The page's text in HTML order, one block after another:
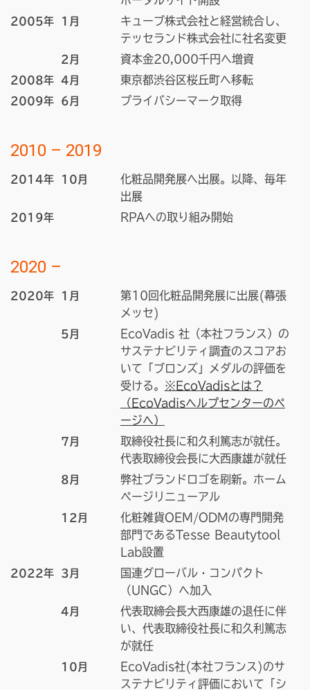
2005年 1月
キューブ株式会社と経営統合し、
テッセランド株式会社に社名変更
2月 資本金20,000千円へ増資
2008年 4月 東京都渋谷区桜丘町へ移転
2009年 6月 プライバシーマーク取得
2010 – 2019
2014年 10月
化粧品開発展へ出展。以降、毎年
出展
2019年 RPAへの取り組み開始
2020 –
2020年 1月
第10回化粧品開発展に出展(幕張
メッセ)
5月
EcoVadis 社（本社フランス）の
サステナビリティ調査のスコアお
いて「ブロンズ」メダルの評価を
受ける。 ※EcoVadisとは？
（EcoVadisヘルプセンターのペ
ージへ）
7月
取締役社長に和久利篤志が就任。
代表取締役会長に大西康雄が就任
8月
弊社ブランドロゴを刷新。ホーム
ページリニューアル
12月
化粧雑貨OEM/ODMの専門開発
部門であるTesse Beautytool
Lab設置
2022年 3月
国連グローバル・コンパクト
（UNGC）へ加入
4月
代表取締会長大西康雄の退任に伴
い、代表取締役社長に和久利篤志
が就任
10月
EcoVadis社(本社フランス)のサ
ステナビリティ評価において「シ